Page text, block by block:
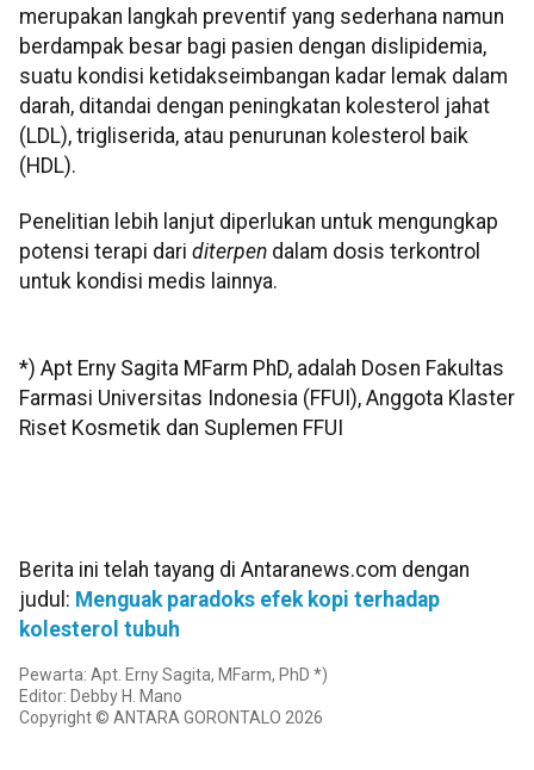
merupakan langkah preventif yang sederhana namun
berdampak besar bagi pasien dengan dislipidemia,
suatu kondisi ketidakseimbangan kadar lemak dalam
darah, ditandai dengan peningkatan kolesterol jahat
(LDL), trigliserida, atau penurunan kolesterol baik
(HDL).
Penelitian lebih lanjut diperlukan untuk mengungkap
potensi terapi dari diterpen dalam dosis terkontrol
untuk kondisi medis lainnya.
*) Apt Erny Sagita MFarm PhD, adalah Dosen Fakultas
Farmasi Universitas Indonesia (FFUI), Anggota Klaster
Riset Kosmetik dan Suplemen FFUI
Berita ini telah tayang di Antaranews.com dengan
judul: Menguak paradoks efek kopi terhadap
kolesterol tubuh
Pewarta: Apt. Erny Sagita, MFarm, PhD *)
Editor: Debby H. Mano
Copyright © ANTARA GORONTALO 2026